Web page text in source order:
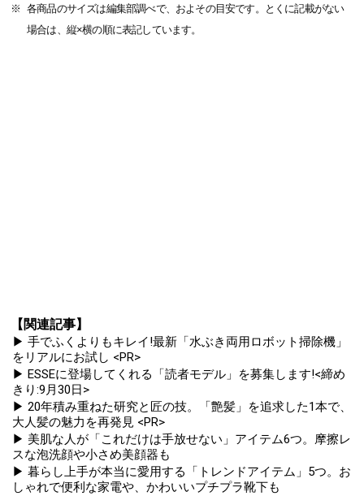
各商品のサイズは編集部調べで、およその目安です。とくに記載がない
場合は、縦×横の順に表記しています。
【関連記事】
▶ 手でふくよりもキレイ!最新「水ぶき両用ロボット掃除機」
をリアルにお試し <PR>
▶ ESSEに登場してくれる「読者モデル」を募集します!<締め
きり:9月30日>
▶ 20年積み重ねた研究と匠の技。「艶髪」を追求した1本で、
大人髪の魅力を再発見 <PR>
▶ 美肌な人が「これだけは手放せない」アイテム6つ。摩擦レ
スな泡洗顔や小さめ美顔器も
▶ 暮らし上手が本当に愛用する「トレンドアイテム」5つ。お
しゃれで便利な家電や、かわいいプチプラ靴下も